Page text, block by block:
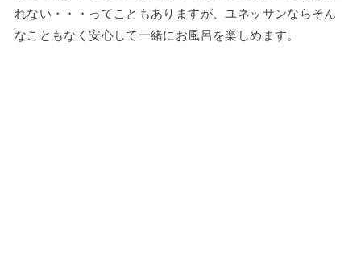
れない・・・ってこともありますが、ユネッサンならそん
なこともなく安心して一緒にお風呂を楽しめます。